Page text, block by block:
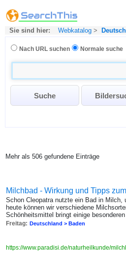
Sie sind hier: Webkatalog >
Nach URL suchen Normale suche
Mehr als 506 gefundene Einträge
Milchbad - Wirkung und Tipps
Schon Cleopatra nutzte ein Bad in
heute können wir verschiedene
Schönheitsmittel bringt einige
Freitag: Deutschland > Baden
https://www.paradisi.de/naturheilkunde/